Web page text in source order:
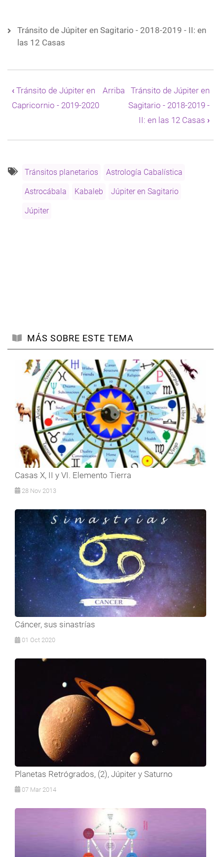
Tránsito de Júpiter en Sagitario - 2018-2019 - II: en
las 12 Casas
transversales
de
Book
de
Sagitario
2018-
‹Tránsito de Júpiter en
Capricornio - 2019-2020
Arriba
Tránsito de Júpiter en
Sagitario - 2018-2019 -
II: en las 12 Casas ›
Tránsitos planetarios Astrología Cabalística
Astrocábala Kabaleb Júpiter en Sagitario
Júpiter
MÁS SOBRE ESTE TEMA
Casas X, II y VI. Elemento Tierra
28 Nov 2013
Cáncer, sus sinastrías
01 Oct 2020
Planetas Retrógrados, (2), Júpiter y Saturno
07 Mar 2014